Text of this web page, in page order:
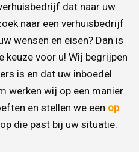
dat naar uw
naar een verhuisbedrijf
wensen en eisen? Dan is
keuze voor u! Wij begrijpen
is en dat uw inboedel
werken wij op een manier
en stellen we een op
die past bij uw situatie.